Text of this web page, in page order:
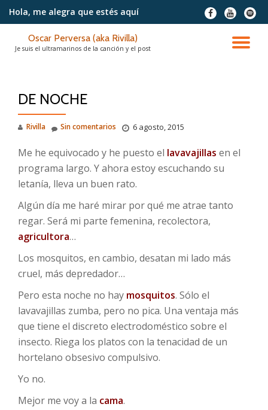
contenido
Hola, me alegra que estés aquí
fa-
facebook
fa-
youtube
fa-
spotify
Oscar Perversa (aka Rivilla)
Je suis el ultramarinos de la canción y el post
DE NOCHE
Rivilla 6 agosto, 2015
Sin comentarios
Me he equivocado y he puesto el lavavajillas en el
programa largo. Y ahora estoy escuchando su
letanía, lleva un buen rato.
Algún día me haré mirar por qué me atrae tanto
regar. Será mi parte femenina, recolectora,
agricultora…
Los mosquitos, en cambio, desatan mi lado más
cruel, más depredador…
Pero esta noche no hay mosquitos. Sólo el
lavavajillas zumba, pero no pica. Una ventaja más
que tiene el discreto electrodoméstico sobre el
insecto. Riega los platos con la tenacidad de un
hortelano obsesivo compulsivo.
Yo no.
Mejor me voy a la cama.